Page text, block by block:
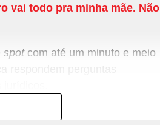
vai todo pra minha mãe. Não
spot com até um minuto e meio